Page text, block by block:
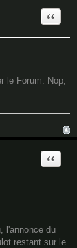
Quote
le Forum. Nop,
Quote
l'annonce du
restant sur le